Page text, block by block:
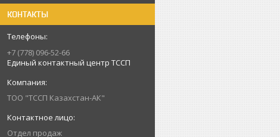
КОНТАКТЫ
+7 (778) 096-52-66
Единый контактный центр ТССП
ТОО "ТССП Казахстан-АК"
Отдел продаж